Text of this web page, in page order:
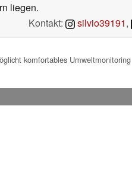
liegen.
Kontakt:
silvio39191,
komfortables Umweltmonitoring